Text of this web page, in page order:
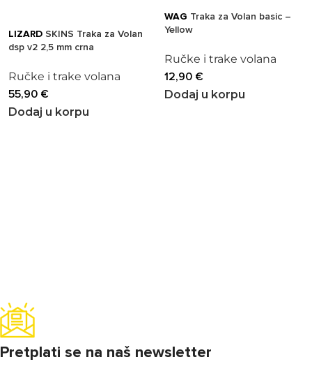
LIZARD SKINS Traka za Volan
dsp v2 2,5 mm crna
Ručke i trake volana
55,90 €
Dodaj u korpu
WAG Traka za Volan basic –
Yellow
Ručke i trake volana
12,90 €
Dodaj u korpu
Pretplati se na naš newsletter